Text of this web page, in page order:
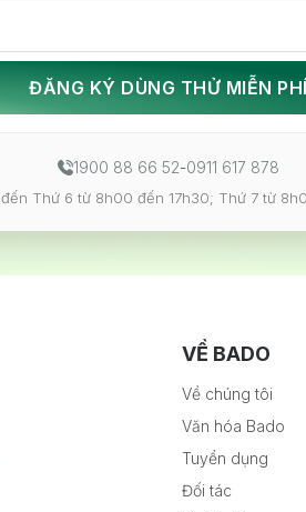
ĐĂNG KÝ DÙNG THỬ MIỄN PHÍ
1900 88 66 52-0911 617 878
Thứ 6 từ 8h00 đến 17h30; Thứ 7 từ
VỀ BADO
Về chúng tôi
Văn hóa Bado
Tuyển dụng
Đối tác